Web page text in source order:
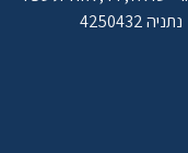
נתניה 4250432